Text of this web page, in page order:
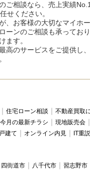
ご相談なら、売上実績
せください。
、お客様の大切なマイホ
ーンのご相談も承ってお
ます。
高のサービスをご提供し
住宅ローン相談
不動産買取
今月の最新チラシ 現地販売会
建て
オンライン内見 IT重
四街道市 八千代市 習志野市